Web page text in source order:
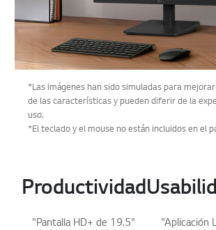
*Las imágenes han sido simuladas para
de las características y pueden diferir de la
uso.
*El teclado y el mouse no están incluidos en el
Productividad
"Pantalla HD+ de 19.5"
"Aplicación